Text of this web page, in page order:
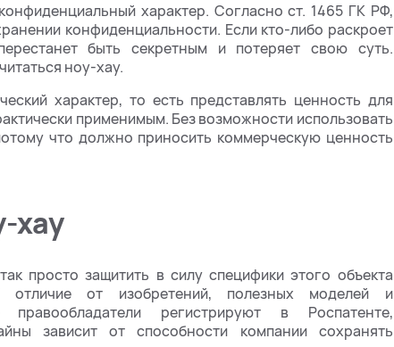
характер. Согласно ст. 1465 ГК РФ,
конфиденциальности. Если кто-либо раскроет
быть секретным и потеряет свою суть.
ноу-хау.
характер, то есть представлять ценность для
применимым. Без возможности использовать
что должно приносить коммерческую ценность
хау
просто защитить в силу специфики этого объекта
В отличие от изобретений, полезных моделей и
регистрируют в Роспатенте,
зависит от способности компании сохранять